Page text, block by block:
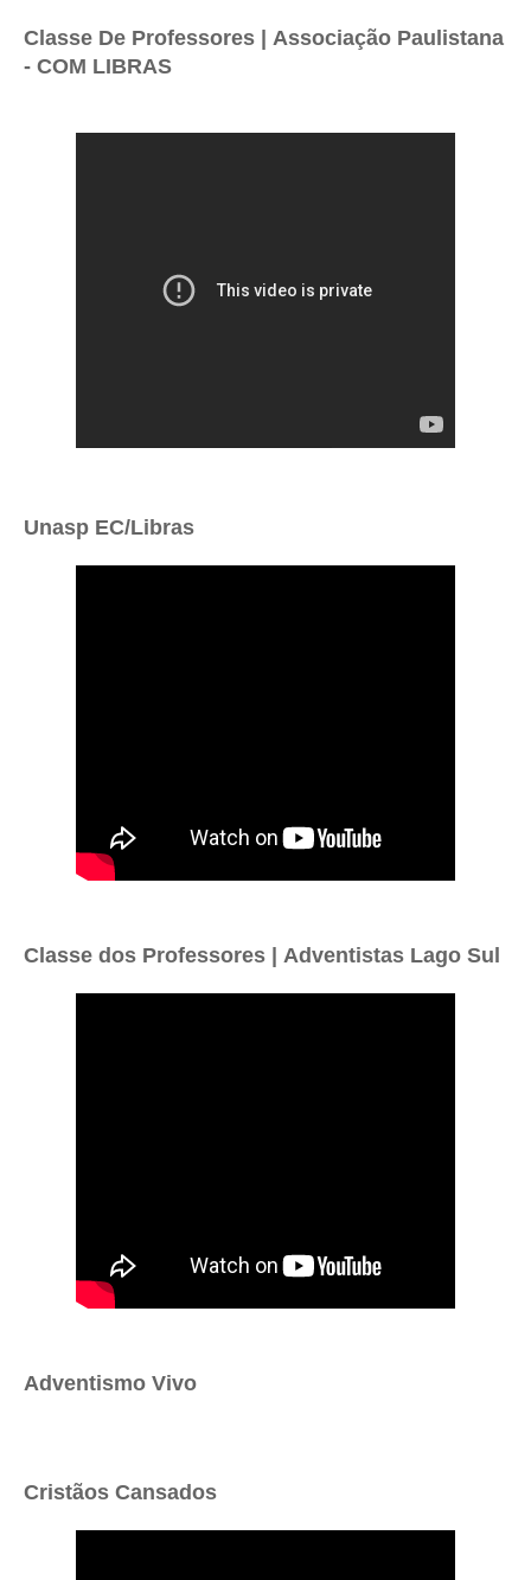
Classe De Professores | Associação Paulistana
- COM LIBRAS
Unasp EC/Libras
Classe dos Professores | Adventistas Lago Sul
Adventismo Vivo
Cristãos Cansados